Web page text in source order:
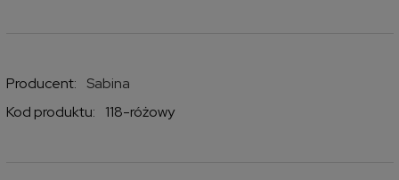
Producent:
Sabina
Kod produktu:
118-różowy